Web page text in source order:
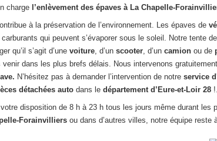
charge l’enlèvement des épaves à La Chapelle-
à la préservation de l’environnement. Les épaves de
qui peuvent s’évaporer sous le soleil. Notre tente
qu’il s’agit d’une voiture, d’un scooter, d’un camion ou de
dans les plus brefs délais. Nous intervenons
N’hésitez pas à demander l’intervention de notre service
détachées auto dans le département d’Eure-et-Loir 28 !.
votre disposition de 8 h à 23 h tous les jours même durant
Forainvilliers ou dans d’autres villes, notre équipe reste